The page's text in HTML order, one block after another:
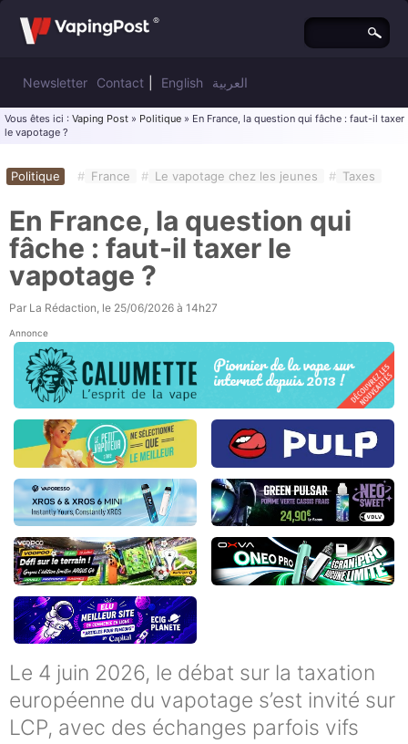
Newsletter Contact English العربية
Vous êtes ici : Vaping Post » Politique » En France, la question qui fâche : faut-il taxer
le vapotage ?
Politique # France # Le vapotage chez les jeunes # Taxes
En France, la question qui
fâche : faut-il taxer le
vapotage ?
Par La Rédaction, le 25/06/2026 à 14h27
Annonce
Le 4 juin 2026, le débat sur la taxation
européenne du vapotage s’est invité sur
LCP, avec des échanges parfois vifs